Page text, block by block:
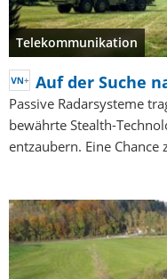
Telekommunikation
Auf der Suche
Passive Radarsysteme
bewährte Stealth-
entzaubern. Eine Chance